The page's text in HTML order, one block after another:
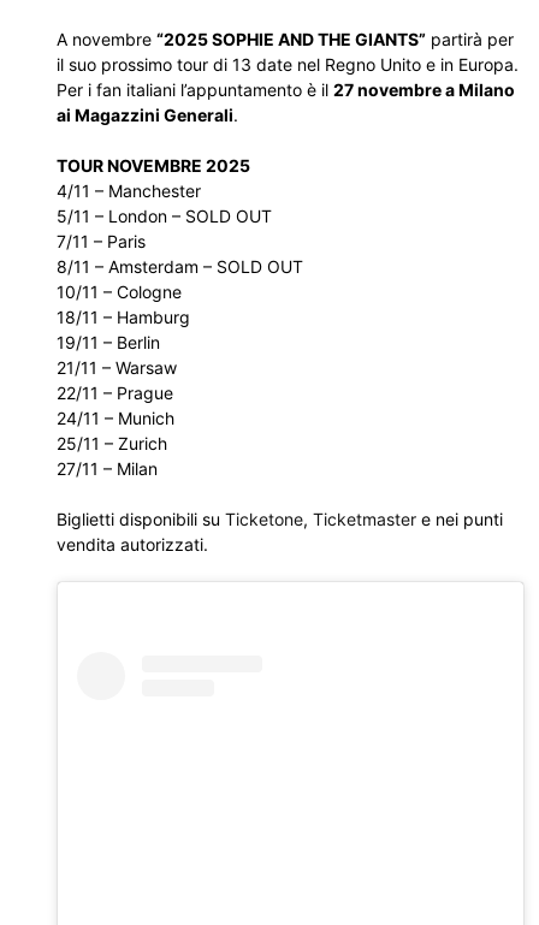
A novembre “2025 SOPHIE AND THE GIANTS” partirà per
il suo prossimo tour di 13 date nel Regno Unito e in Europa.
Per i fan italiani l’appuntamento è il 27 novembre a Milano
ai Magazzini Generali.
TOUR NOVEMBRE 2025
4/11 – Manchester
5/11 – London – SOLD OUT
7/11 – Paris
8/11 – Amsterdam – SOLD OUT
10/11 – Cologne
18/11 – Hamburg
19/11 – Berlin
21/11 – Warsaw
22/11 – Prague
24/11 – Munich
25/11 – Zurich
27/11 – Milan
Biglietti disponibili su Ticketone, Ticketmaster e nei punti
vendita autorizzati.